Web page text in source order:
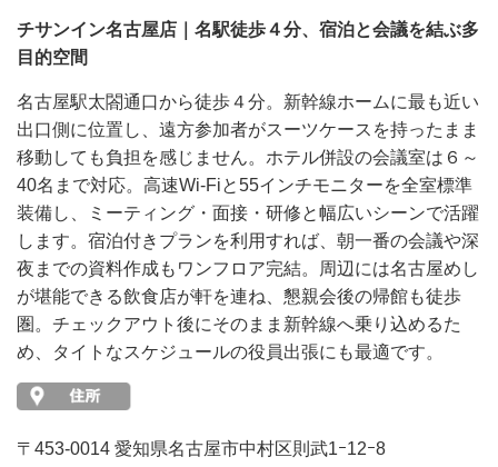
チサンイン名古屋店｜名駅徒歩４分、宿泊と会議を結ぶ多
目的空間
名古屋駅太閤通口から徒歩４分。新幹線ホームに最も近い
出口側に位置し、遠方参加者がスーツケースを持ったまま
移動しても負担を感じません。ホテル併設の会議室は６～
40名まで対応。高速Wi-Fiと55インチモニターを全室標準
装備し、ミーティング・面接・研修と幅広いシーンで活躍
します。宿泊付きプランを利用すれば、朝一番の会議や深
夜までの資料作成もワンフロア完結。周辺には名古屋めし
が堪能できる飲食店が軒を連ね、懇親会後の帰館も徒歩
圏。チェックアウト後にそのまま新幹線へ乗り込めるた
め、タイトなスケジュールの役員出張にも最適です。
〒453-0014 愛知県名古屋市中村区則武1ｰ12ｰ8